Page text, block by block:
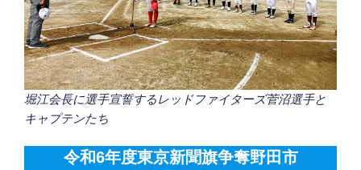
堀江会長に選手宣誓するレッドファイターズ菅沼選手と
キャプテンたち
令和6年度東京新聞旗争奪野田市